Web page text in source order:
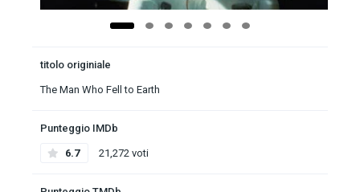
titolo originiale
The Man Who Fell to Earth
Punteggio IMDb
6.7 21,272 voti